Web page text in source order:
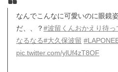
なんでこんなに可愛いのに眼鏡
だ、、？#波留くんおかえり待っ
なるなる#大久保波留
pic.twitter.com/ylUf4zT8OF